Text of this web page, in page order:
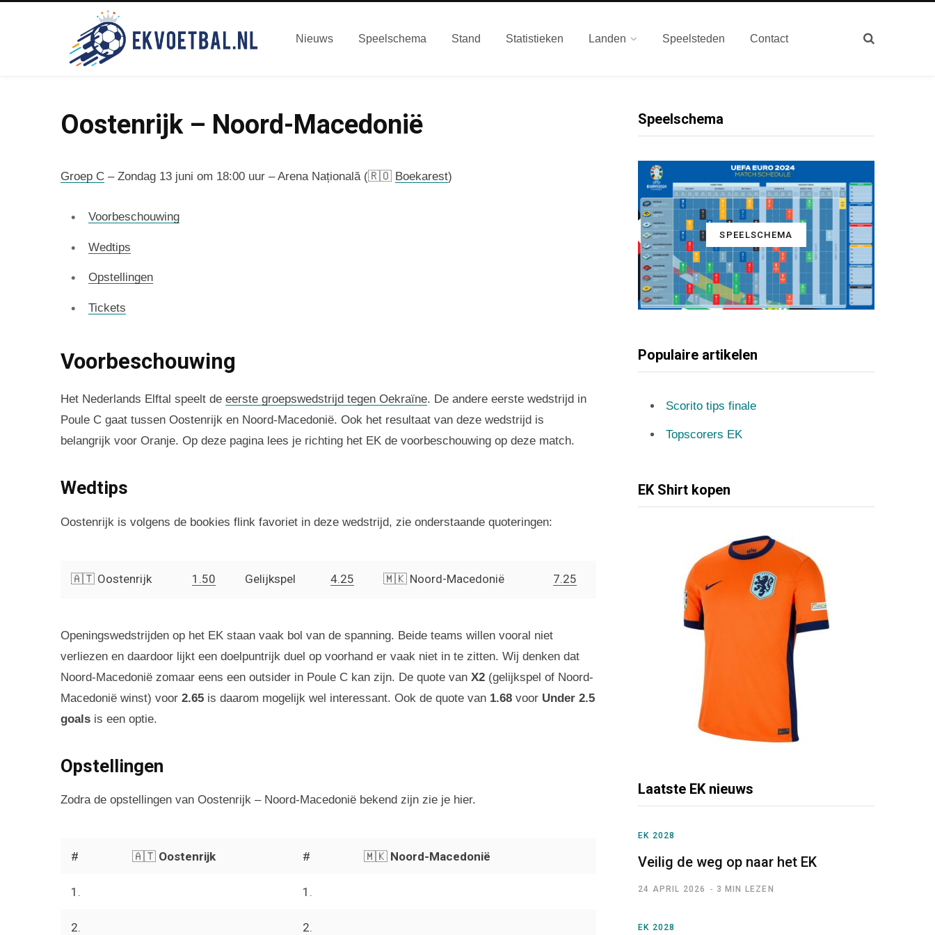
Nieuws Speelschema Stand Statistieken Landen Speelsteden Contact
Oostenrijk – Noord-Macedonië
Groep C – Zondag 13 juni om 18:00 uur – Arena Națională (🇷🇴 Boekarest)
Voorbeschouwing
Wedtips
Opstellingen
Tickets
Voorbeschouwing
Het Nederlands Elftal speelt de eerste groepswedstrijd tegen Oekraïne. De andere eerste wedstrijd in
Poule C gaat tussen Oostenrijk en Noord-Macedonië. Ook het resultaat van deze wedstrijd is
belangrijk voor Oranje. Op deze pagina lees je richting het EK de voorbeschouwing op deze match.
Wedtips
Oostenrijk is volgens de bookies flink favoriet in deze wedstrijd, zie onderstaande quoteringen:
🇦🇹 Oostenrijk 1.50 Gelijkspel 4.25 🇲🇰 Noord-Macedonië 7.25
Openingswedstrijden op het EK staan vaak bol van de spanning. Beide teams willen vooral niet
verliezen en daardoor lijkt een doelpuntrijk duel op voorhand er vaak niet in te zitten. Wij denken dat
Noord-Macedonië zomaar eens een outsider in Poule C kan zijn. De quote van X2 (gelijkspel of Noord-
Macedonië winst) voor 2.65 is daarom mogelijk wel interessant. Ook de quote van 1.68 voor Under 2.5
goals is een optie.
Opstellingen
Zodra de opstellingen van Oostenrijk – Noord-Macedonië bekend zijn zie je hier.
# 🇦🇹 Oostenrijk # 🇲🇰 Noord-Macedonië
1. 1.
2. 2.
Speelschema
SPEELSCHEMA
Populaire artikelen
Scorito tips finale
Topscorers EK
EK Shirt kopen
Laatste EK nieuws
EK 2028
Veilig de weg op naar het EK
24 APRIL 2026 3 MIN LEZEN
EK 2028